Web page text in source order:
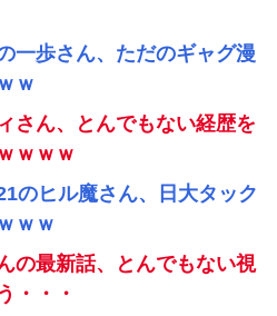
一歩さん、ただのギャグ漫
ｗ
さん、とんでもない経歴を
ｗｗｗ
のヒル魔さん、日大タック
ｗｗ
の最新話、とんでもない視
・・・